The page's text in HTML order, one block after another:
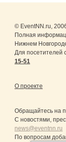
© EventNN.ru,
Полная
Нижнем
Для посетителей
15-51
О проекте
Обращайтесь на
С новостями,
news@eventnn.ru
По вопросам